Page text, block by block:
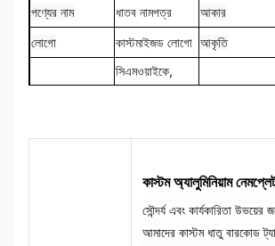
পণ্যের নাম
ধাতব নামপত্র আকার
লোগো
কাস্টমাইজড লোগো আকৃতি
সিএমওয়াইকে,
কাস্টম অ্যালুমিনিয়াম
সৌন্দর্য এবং কার্যকারিতা উভয়ের
আমাদের কাস্টম ধাতু বারকোড